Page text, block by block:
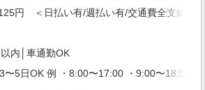
働7〜8ｈ可】障がい者デイサービス
資格不問/経験不問
時給1500円〜2125円 ＜日払い有/週払い有/交
円 ＜日払い有/週払い有/交通費全支給(ガ
内│車通勤OK
〜5日OK 例 ・8:00〜17:00 ・9:00〜18:00